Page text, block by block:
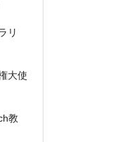
リ
大使
教